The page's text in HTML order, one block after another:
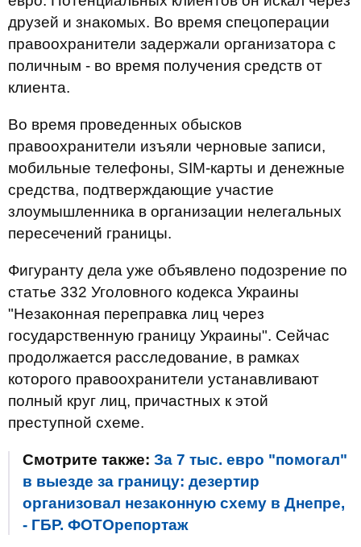
друзей и знакомых. Во время спецоперации
правоохранители задержали организатора с
поличным - во время получения средств от
клиента.
Во время проведенных обысков
правоохранители изъяли черновые записи,
мобильные телефоны, SIM-карты и денежные
средства, подтверждающие участие
злоумышленника в организации нелегальных
пересечений границы.
Фигуранту дела уже объявлено подозрение по
статье 332 Уголовного кодекса Украины
"Незаконная переправка лиц через
государственную границу Украины". Сейчас
продолжается расследование, в рамках
которого правоохранители устанавливают
полный круг лиц, причастных к этой
преступной схеме.
Смотрите также: За 7 тыс. евро "помогал"
в выезде за границу: дезертир
организовал незаконную схему в Днепре,
- ГБР. ФОТОрепортаж